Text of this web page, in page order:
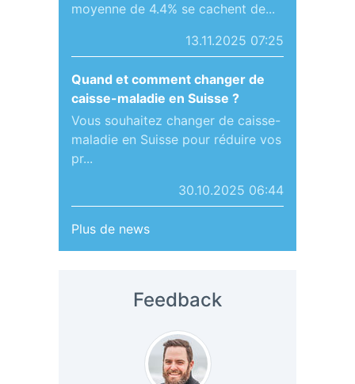
moyenne de 4.4% se cachent de...
13.11.2025 07:25
Quand et comment changer de
caisse-maladie en Suisse ?
Vous souhaitez changer de caisse-
maladie en Suisse pour réduire vos
pr...
30.10.2025 06:44
Plus de news
Feedback